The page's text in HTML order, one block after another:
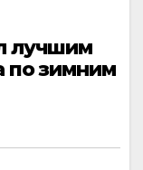
лучшим
по зимним